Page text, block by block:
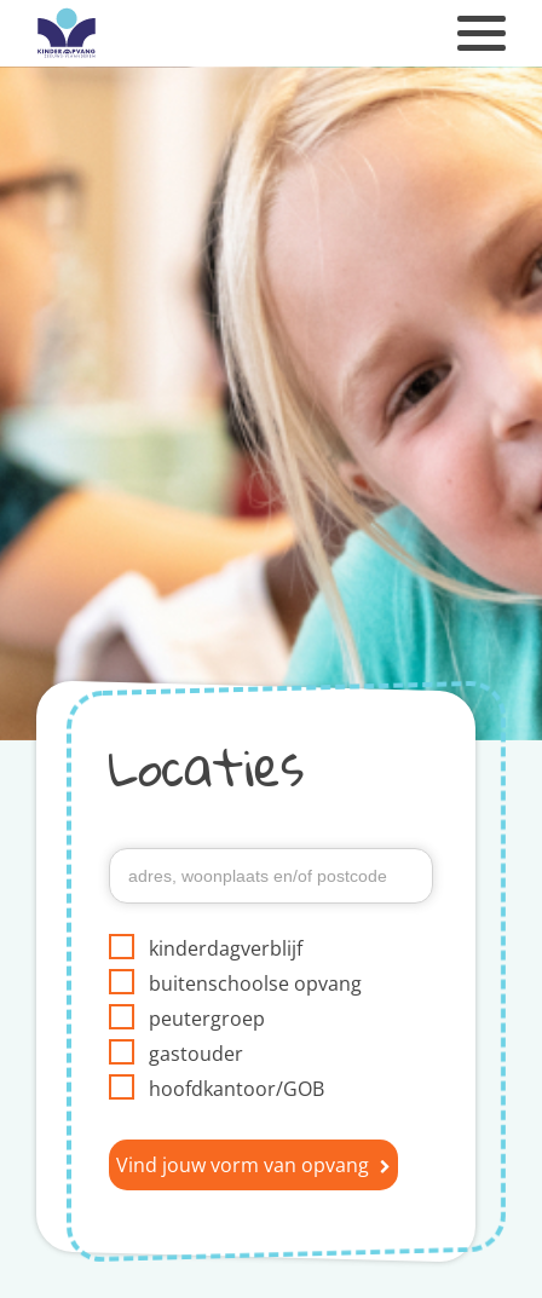
Locaties
kinderdagverblijf
buitenschoolse opvang
peutergroep
gastouder
hoofdkantoor/GOB
Vind jouw vorm van opvang